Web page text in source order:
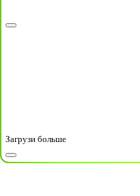
Загрузи больше